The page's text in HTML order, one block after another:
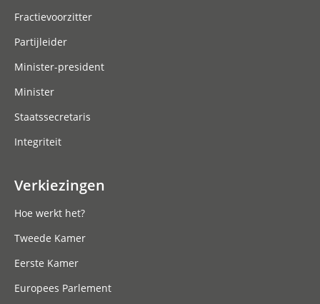
Fractievoorzitter
Partijleider
Minister-president
Minister
Staatssecretaris
Integriteit
Verkiezingen
Hoe werkt het?
Tweede Kamer
Eerste Kamer
Europees Parlement